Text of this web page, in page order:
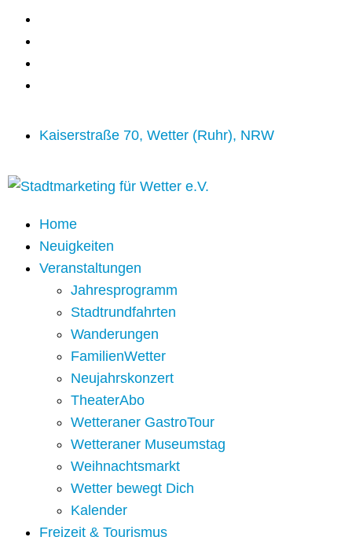
Kaiserstraße 70, Wetter (Ruhr), NRW
Home
Neuigkeiten
Veranstaltungen
Jahresprogramm
Stadtrundfahrten
Wanderungen
FamilienWetter
Neujahrskonzert
TheaterAbo
Wetteraner GastroTour
Wetteraner Museumstag
Weihnachtsmarkt
Wetter bewegt Dich
Kalender
Freizeit & Tourismus